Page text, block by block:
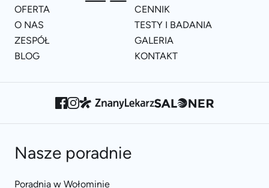
OFERTA
CENNIK
O NAS
TESTY I BADANIA
ZESPÓŁ
GALERIA
BLOG
KONTAKT
Nasze poradnie
Poradnia w Wołominie